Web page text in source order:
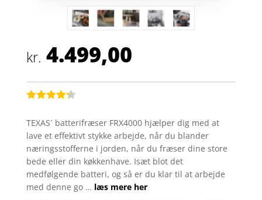
kr. 4.499,00
ud af 5
baseret
på
kundebedø
mmelser
TEXAS´ batterifræser FRX4000 hjælper dig med at
lave et effektivt stykke arbejde, når du blander
næringsstofferne i jorden, når du fræser dine store
bede eller din køkkenhave. Isæt blot det
medfølgende batteri, og så er du klar til at arbejde
med denne go … læs mere her